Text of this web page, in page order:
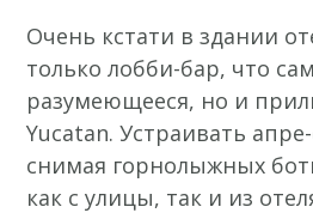
Очень кстати в здании
только лобби-бар, что
разумеющееся, но и
Yucatan. Устраивать
снимая горнолыжных
как с улицы, так и из